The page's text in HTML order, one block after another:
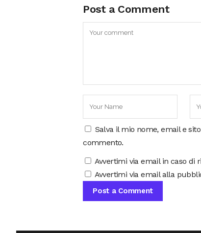
Post a Comment
Salva il mio nome, email e
commento.
Avvertimi via email in caso di
Avvertimi via email alla